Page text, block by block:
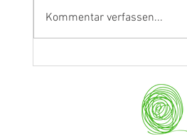
Kommentar verfassen...